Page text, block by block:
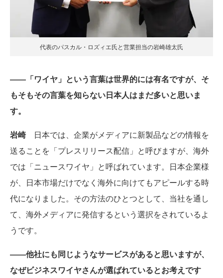
代表のパスカル・ロズィエ氏と営業担当の岩崎雄太氏
――「ワイヤ」という言葉は世界的には有名ですが、そ
もそもその言葉を知らない日本人はまだ多いと思いま
す。
岩崎日本では、企業がメディアに新製品などの情報を
送ることを「プレスリリース配信」と呼びますが、海外
では「ニュースワイヤ」と呼ばれています。日本企業様
が、日本市場だけでなく海外に向けてもアピールする時
代になりました。その方法のひとつとして、当社を通し
て、海外メディアに発信するという選択をされているよ
うです。
――他社にも同じようなサービスがあると思いますが、
なぜビジネスワイヤさんが選ばれているとお考えです